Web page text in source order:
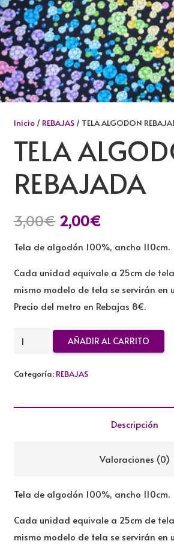
Inicio/ REBAJAS/ TELA ALGODON
TELA
REBAJADA
3,00€ El
original
era:
3,00€.
2,00€
actual
es:
2,00€.
Tela de algodón 100%, ancho 110cm.
Cada unidad equivale a 25cm de
mismo modelo de tela se servirán en
Precio del metro en Rebajas 8€.
TELA
ALGODON
REBAJADA
AÑADIR AL CARRITO
Categoría: REBAJAS
Descripción
Valoraciones (0)
Tela de algodón 100%, ancho 110cm.
Cada unidad equivale a 25cm de
mismo modelo de tela se servirán en